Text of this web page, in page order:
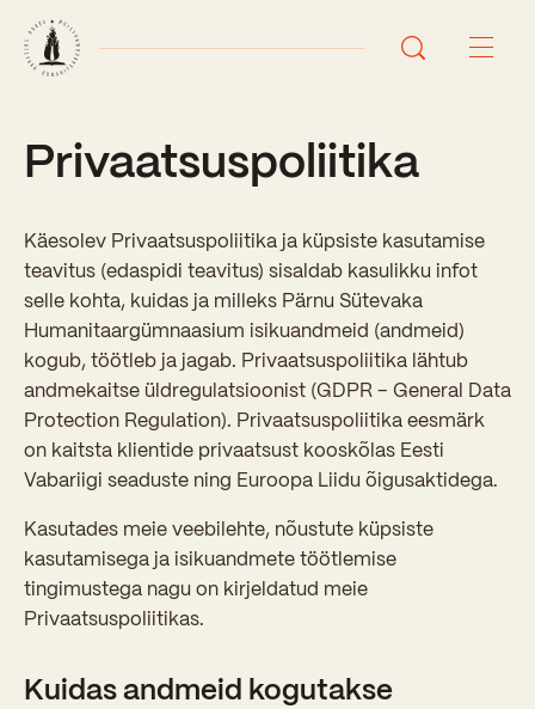
Avaleht
Sündmused
Õppetöö
Perioodõpe
Õppesuunad
Tunniplaan
Eksamid ja arvestused
Õppesisu ülekandmine
Koolist
Ajalugu
Õpilased
Töötajad
Medalid
Sisseastumisinfo
Sisseastumiskatsed
Miks Sütevaka?
Õppemaksusoodustused
Kontaktid
In English
Privaatsuspoliitika
Käesolev Privaatsuspoliitika ja küpsiste kasutamise
teavitus (edaspidi teavitus) sisaldab kasulikku infot
selle kohta, kuidas ja milleks Pärnu Sütevaka
Humanitaargümnaasium isikuandmeid (andmeid)
kogub, töötleb ja jagab. Privaatsuspoliitika lähtub
andmekaitse üldregulatsioonist (GDPR – General Data
Protection Regulation). Privaatsuspoliitika eesmärk
on kaitsta klientide privaatsust kooskõlas Eesti
Vabariigi seaduste ning Euroopa Liidu õigusaktidega.
Kasutades meie veebilehte, nõustute küpsiste
kasutamisega ja isikuandmete töötlemise
tingimustega nagu on kirjeldatud meie
Privaatsuspoliitikas.
Kuidas andmeid kogutakse